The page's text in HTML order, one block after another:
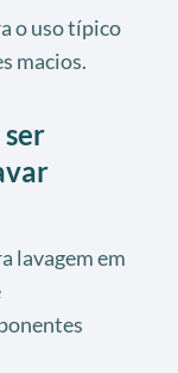
o uso típico
macios.
lavagem em